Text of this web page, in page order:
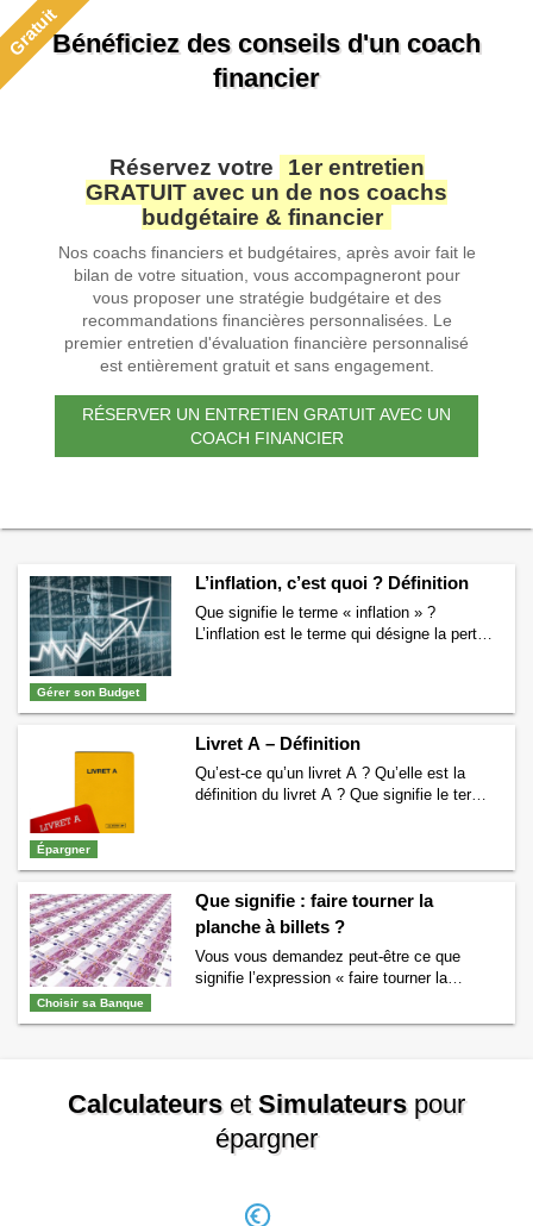
GratuitBénéficiez des conseils d'un coach
financier
Réservez votre
1er entretien
GRATUIT avec un de nos coachs
budgétaire & financier
Nos coachs financiers et budgétaires, après avoir fait le
bilan de votre situation, vous accompagneront pour
vous proposer une stratégie budgétaire et des
recommandations financières personnalisées. Le
premier entretien d'évaluation financière personnalisé
est entièrement gratuit et sans engagement.
RÉSERVER UN ENTRETIEN GRATUIT AVEC UN
COACH FINANCIER
Gérer son Budget
L’inflation, c’est quoi ? Définition
Que signifie le terme « inflation » ?
L’inflation est le terme qui désigne la perte
d’inflation ? Le taux d’inflation est calculé à
partir de l’Indice des Prix à la
… Continuer la lecture de L’inflation, c’est
quoi ? Définition →
Épargner
Livret A – Définition
Qu’est-ce qu’un livret A ? Qu’elle est la
définition du livret A ? Que signifie le terme
au bon endroit. Qu’est-ce qu’un …
la lecture deLivret A – Définition
Choisir sa Banque
Que signifie : faire tourner la
planche à billets ?
Vous vous demandez peut-être ce que
signifie l’expression « faire tourner la
qu’une planche à billets ? Si vous vous
planche à billets » si couramment utilisée.
Qu’est-ce …
signifie : faire tourner la planche à billets ?
CalculateursetSimulateurspour
épargner